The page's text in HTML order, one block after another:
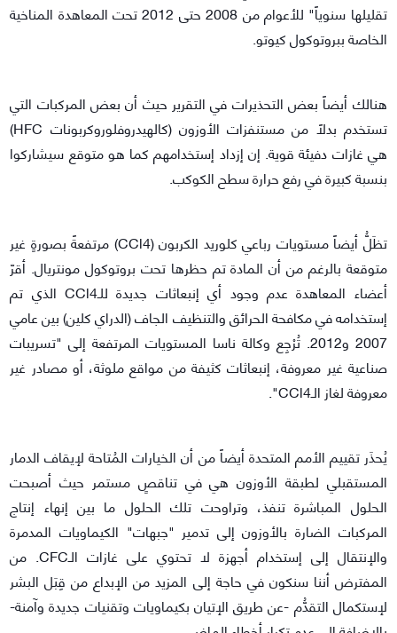
تقليلها سنوياً" للأعوام من 2008 حتى 2012 تحت المعاهدة المناخية
الخاصة ببروتوكول كيوتو.
هنالك أيضاً بعض التحذيرات في التقرير حيث أن بعض المركبات التي
تستخدم بدلاً من مستنفزات الأوزون (كالهيدروفلوروكربونات HFC)
هي غازات دفيئة قوية. إن إزداد إستخدامهم كما هو متوقع سيشاركوا
بنسبة كبيرة في رفع حرارة سطح الكوكب.
تظَلُّ أيضاً مستويات رباعي كلوريد الكربون (CCl4) مرتفعةً بصورةٍ غير
متوقعة بالرغم من أن المادة تم حظرها تحت بروتوكول مونتريال. أقرّ
أعضاء المعاهدة عدم وجود أي إنبعاثات جديدة للـCCl4 الذي تم
إستخدامه في مكافحة الحرائق والتنظيف الجاف (الدراي كلين) بين عامي
2007 و2012. تُرْجِع وكالة ناسا المستويات المرتفعة إلى "تسريبات
صناعية غير معروفة، إنبعاثات كثيفة من مواقع ملوثة، أو مصادر غير
معروفة لغاز الـCCl4".
يُحذَر تقييم الأمم المتحدة أيضاً من أن الخيارات المُتاحة لإيقاف الدمار
المستقبلي لطبقة الأوزون هي في تناقصٍ مستمر حيث أصبحت
الحلول المباشرة تنفذ، وتراوحت تلك الحلول ما بين إنهاء إنتاج
المركبات الضارة بالأوزون إلى تدمير "جبهات" الكيماويات المدمرة
والإنتقال إلى إستخدام أجهزة لا تحتوي على غازات الـCFC. من
المفترض أننا سنكون في حاجة إلى المزيد من الإبداع من قِبَل البشر
لإستكمال التقدُّم -عن طريق الإتيان بكيماويات وتقنيات جديدة وآمنة-